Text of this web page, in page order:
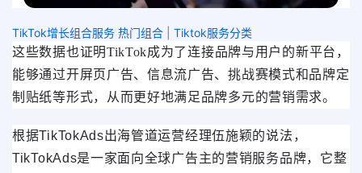
TikTok增长组合服务 热门组合
Tiktok服务分类
这些数据也证明TikTok成为了连接品牌与用户的新平台，
能够通过开屏页广告、信息流广告、挑战赛模式和品牌定
制贴纸等形式，从而更好地满足品牌多元的营销需求。
根据TikTokAds出海管道运营经理伍施颖的说法，
TikTokAds是一家面向全球广告主的营销服务品牌，它整